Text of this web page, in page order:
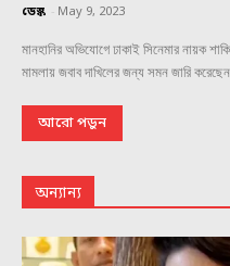
ডেস্ক - May 9, 2023
মানহানির অভিযোগে ঢাকাই সিনেমার নায়ক
মামলায় জবাব দাখিলের জন্য সমন জারি
আরো পড়ুন
অন্যান্য